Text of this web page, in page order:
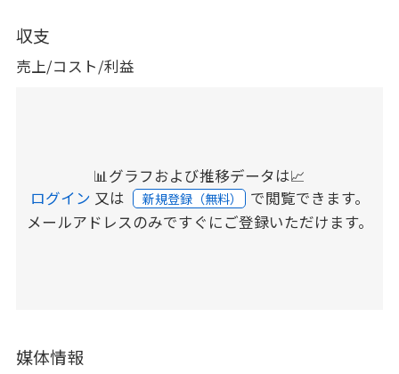
収支
売上/コスト/利益
📊グラフおよび推移データは📈
ログイン 又は 新規登録（無料） で閲覧できます。
メールアドレスのみですぐにご登録いただけます。
媒体情報